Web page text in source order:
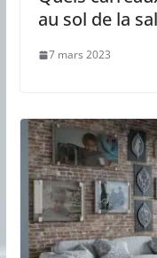
au sol de la
7 mars 2023